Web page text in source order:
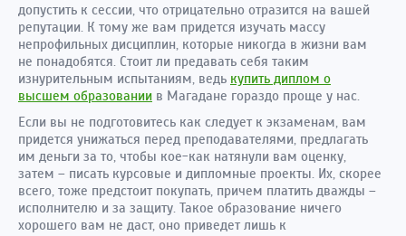
допустить к сессии, что отрицательно отразится на вашей
репутации. К тому же вам придется изучать массу
непрофильных дисциплин, которые никогда в жизни вам
не понадобятся. Стоит ли предавать себя таким
изнурительным испытаниям, ведь купить диплом о
высшем образовании в Магадане гораздо проще у нас.
Если вы не подготовитесь как следует к экзаменам, вам
придется унижаться перед преподавателями, предлагать
им деньги за то, чтобы кое-как натянули вам оценку,
затем – писать курсовые и дипломные проекты. Их, скорее
всего, тоже предстоит покупать, причем платить дважды –
исполнителю и за защиту. Такое образование ничего
хорошего вам не даст, оно приведет лишь к